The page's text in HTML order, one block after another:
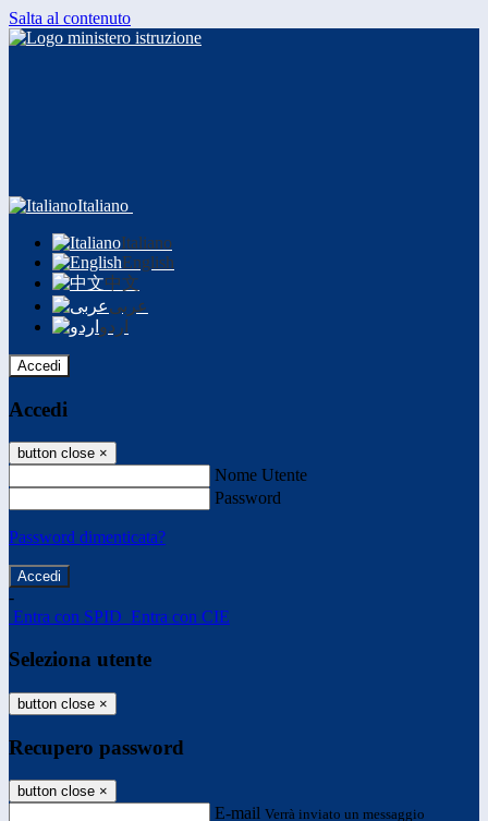
Salta al contenuto
Italiano
Italiano
English
中文
عربى
اردو
Accedi
Accedi
button close ×
Nome Utente
Password
Password dimenticata?
-
Entra con SPID Entra con CIE
Seleziona utente
button close ×
Recupero password
button close ×
E-mail Verrà inviato un messaggio